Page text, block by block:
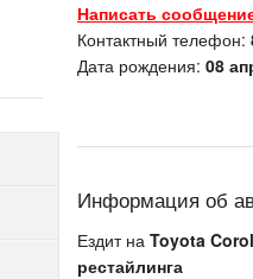
Написать
Контактный телефон:
Дата рождения: 08
Информация об
Ездит на Toyota
рестайлинга